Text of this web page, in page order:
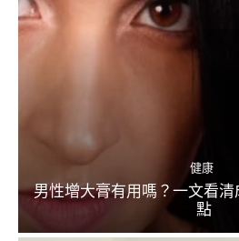
健康
男性增大膏有用嗎？一文看
點